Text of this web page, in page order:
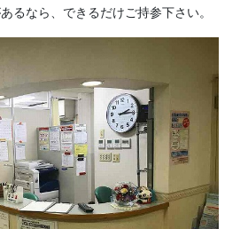
るなら、できるだけご持参下さい。